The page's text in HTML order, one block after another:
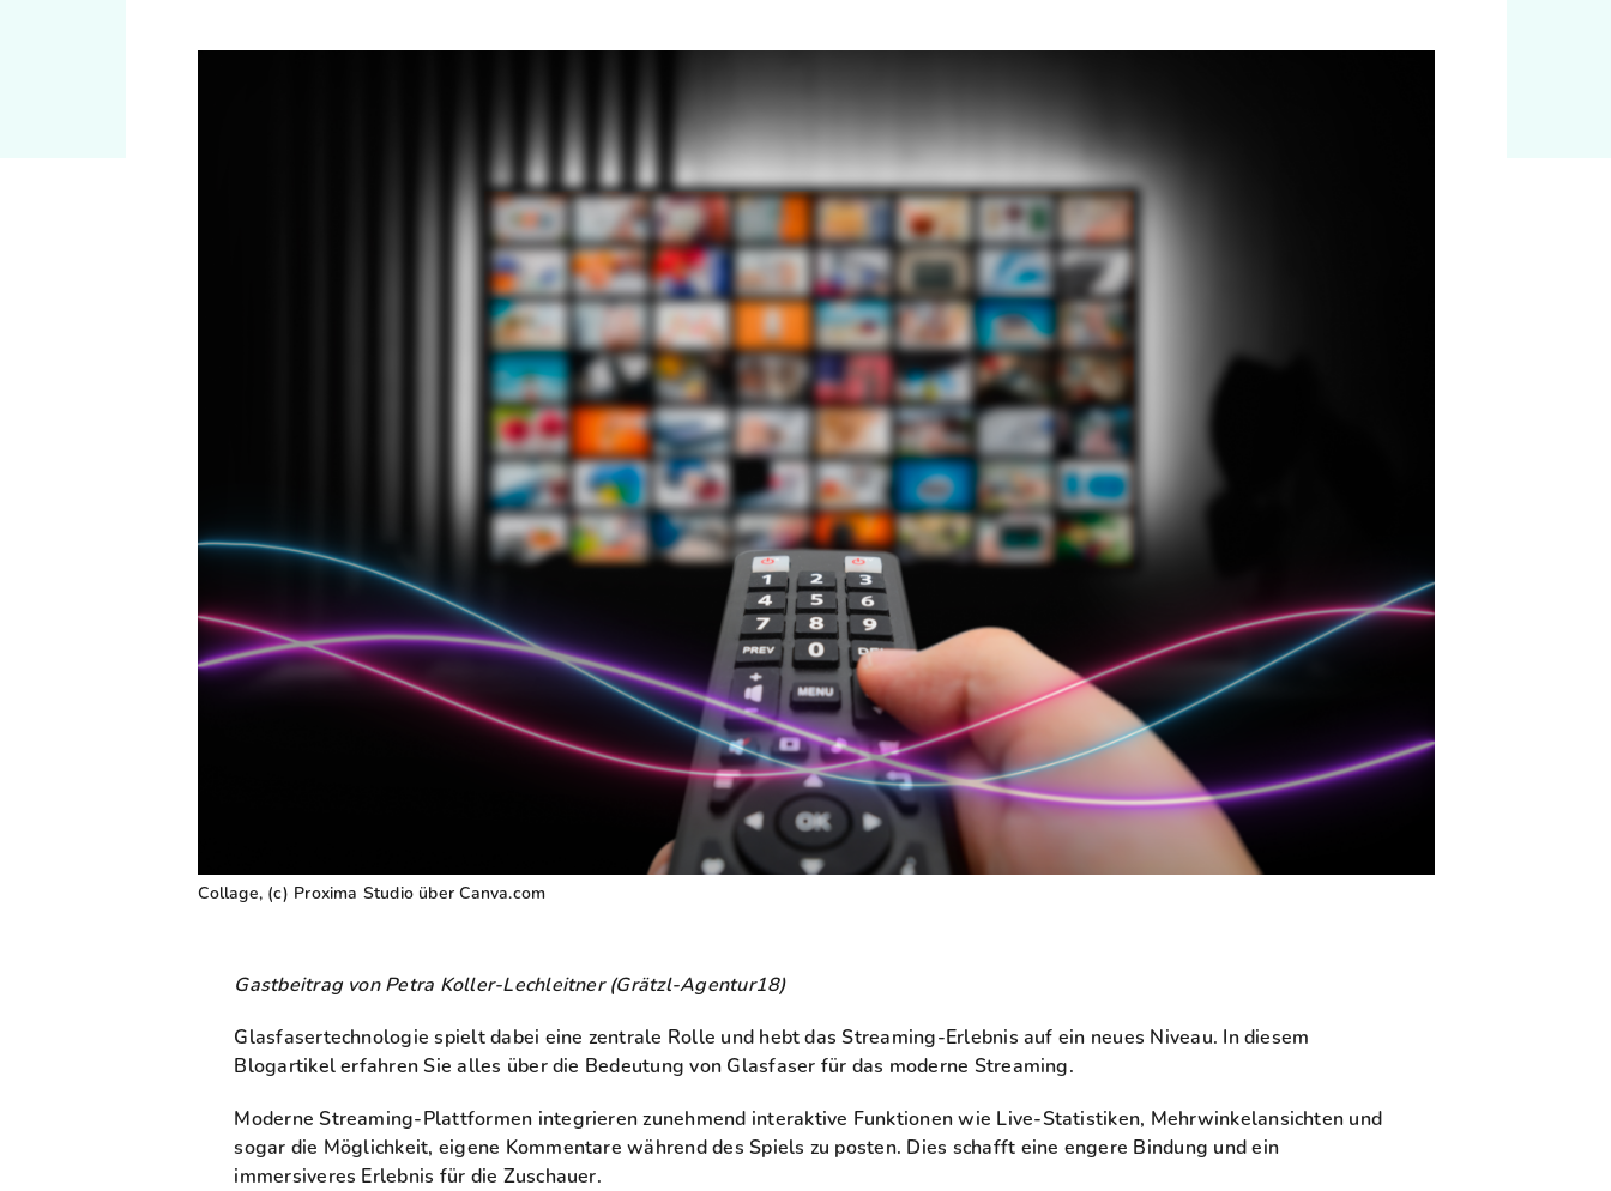
Collage, (c) Proxima Studio über Canva.com
Gastbeitrag von Petra Koller-Lechleitner (Grätzl-Agentur18)
Glasfasertechnologie spielt dabei eine zentrale Rolle und hebt das Streaming-Erlebnis auf ein neues Niveau. In diesem
Blogartikel erfahren Sie alles über die Bedeutung von Glasfaser für das moderne Streaming.
Moderne Streaming-Plattformen integrieren zunehmend interaktive Funktionen wie Live-Statistiken, Mehrwinkelansichten und
sogar die Möglichkeit, eigene Kommentare während des Spiels zu posten. Dies schafft eine engere Bindung und ein
immersiveres Erlebnis für die Zuschauer.